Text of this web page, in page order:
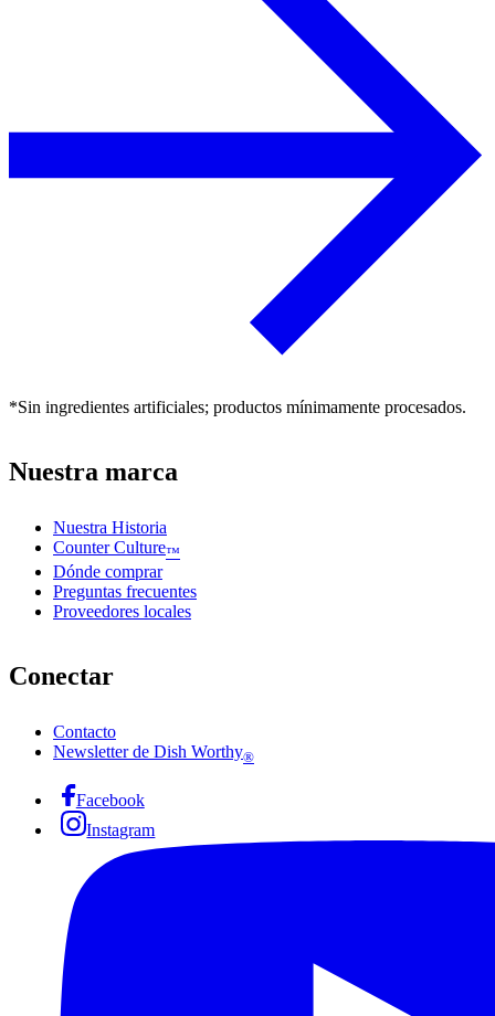
*Sin ingredientes artificiales; productos mínimamente procesados.
Nuestra marca
Nuestra Historia
Counter Culture™
Dónde comprar
Preguntas frecuentes
Proveedores locales
Conectar
Contacto
Newsletter de Dish Worthy®
Facebook
Instagram